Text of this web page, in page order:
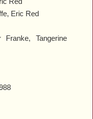
Eric Red
Tangerine